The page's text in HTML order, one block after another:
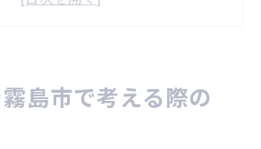
ス選びのコツとは
行業者の選び方と信頼性の見極
島市で考える際の